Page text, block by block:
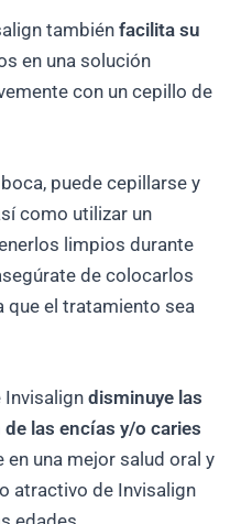
también facilita su
en una solución
con un cepillo de
puede cepillarse y
como utilizar un
limpios durante
de colocarlos
que el tratamiento sea
Invisalign disminuye las
las encías y/o caries
en una mejor salud oral y
atractivo de Invisalign